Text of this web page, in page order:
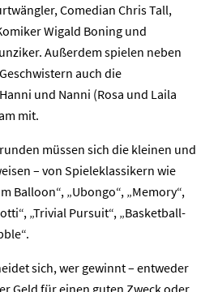
Comedian Chris Tall,
Wigald Boning und
Außerdem spielen neben
auch die
und Nanni (Rosa und Laila
mit.
müssen sich die kleinen und
– von Spieleklassikern wie
Balloon“, „Ubongo“, „Memory“,
„Trivial Pursuit“, „Basketball-
sich, wer gewinnt – entweder
Geld für einen guten Zweck oder